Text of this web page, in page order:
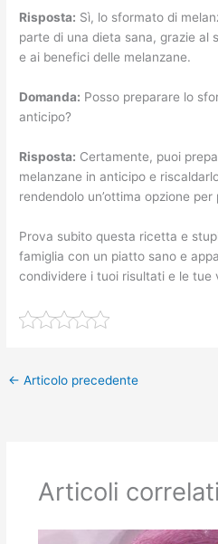
Risposta: Sì, lo sformato di
parte di una dieta sana, grazie al
e ai benefici delle melanzane.
Domanda: Posso preparare lo
anticipo?
Risposta: Certamente, puoi
melanzane in anticipo e
rendendolo un’ottima opzione
Prova subito questa ricetta e
famiglia con un piatto sano e
condividere i tuoi risultati e le tue
← Articolo precedente
Articoli correlati